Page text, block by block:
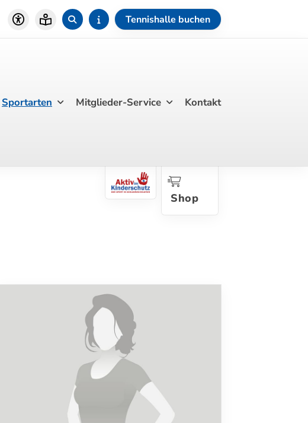
Tennishalle buchen
Sportarten Mitglieder-Service Kontakt
Shop
Geschäftsstelle
TSV Glinde von 1930 e. V.
Am Sportplatz 98a
21509 Glinde